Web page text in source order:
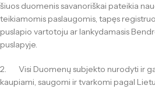
šiuos duomenis savanoriškai pateikia
teikiamomis paslaugomis, tapęs
puslapio vartotoju ar lankydamasis
puslapyje.
2. Visi Duomenų subjekto nurodyti ir
kaupiami, saugomi ir tvarkomi pagal